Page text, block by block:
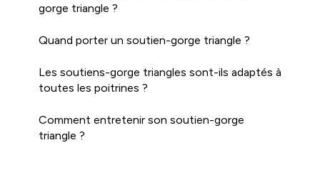
gorge triangle ?
Quand porter un soutien-gorge triangle ?
Les soutiens-gorge triangles sont-ils adaptés à
toutes les poitrines ?
Comment entretenir son soutien-gorge
triangle ?